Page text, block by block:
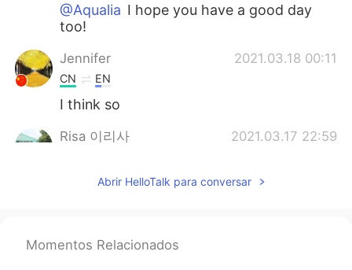
@Aqualia I hope you have a good day
too!
Jennifer 2021.03.18 00:11
CN EN
I think so
Risa 이리사 2021.03.17 22:59
😄😄😄right
Abrir HelloTalk para conversar
Momentos Relacionados